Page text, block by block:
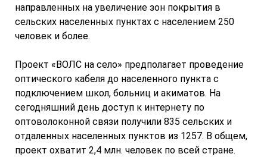
направленных на увеличение зон покрытия в
сельских населенных пунктах с населением 250
человек и более.
Проект «ВОЛС на село» предполагает проведение
оптического кабеля до населенного пункта с
подключением школ, больниц и акиматов. На
сегодняшний день доступ к интернету по
оптоволоконной связи получили 835 сельских и
отдаленных населенных пунктов из 1257. В общем,
проект охватит 2,4 млн. человек по всей стране.